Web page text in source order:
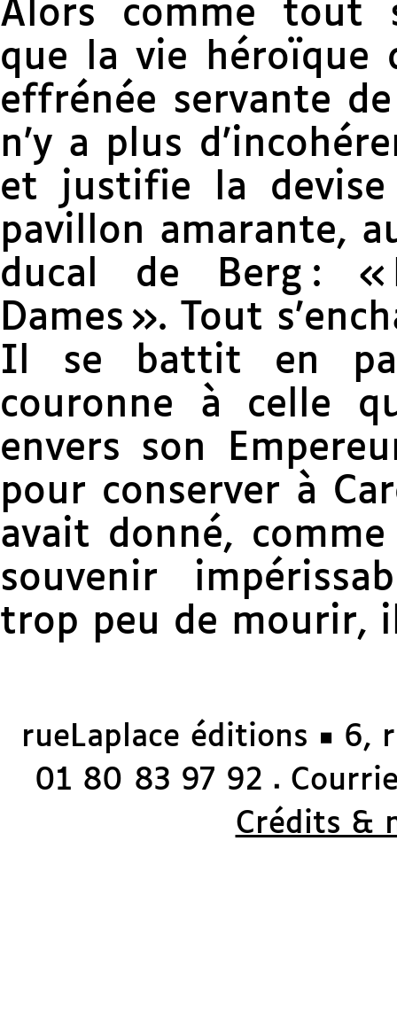
Alors comme tout
que la vie héroïque
effrénée servante
n’y a plus
et justifie la
pavillon amarante,
ducal de Berg :
Dames ». Tout
Il se battit en
couronne à celle
envers son
pour conserver à
avait donné,
souvenir
trop peu de mourir,
rueLaplace éditions ◼ 6,
01 80 83 97 92
◼
Crédits &